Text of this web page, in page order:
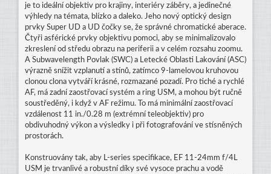
je to ideální objektiv pro krajiny, interiéry záběry, a jedinečné
výhledy na témata, blízko a daleko. Jeho nový optický design
prvky Super UD a UD čočky se, že správné chromatické aberace.
Čtyři asférické prvky objektivu pomoci, aby se minimalizovalo
zkreslení od středu obrazu na periferii a v celém rozsahu zoomu.
A Subwavelength Povlak (SWC) a Letecké Oblasti Lakování (ASC)
výrazně snížit vzplanutí a stínů, zatímco 9-lamelovou kruhovou
clonou clona vytváří krásné, rozmazané pozadí. Pro tiché a rychlé
AF, má zadní zaostřovací systém a ring USM, a mohou být ručně
soustředěný, i když v AF režimu. To má minimální zaostřovací
vzdálenost 11 in./0.28 m (extrémní teleobjektiv) pro
obdivuhodný výkon a výsledky i při fotografování ve stísněných
prostorách.
Konstruovány tak, aby L-series specifikace, EF 11-24mm f/4L
USM je trvanlivé a robustní díky své vysoce prachu a vodě